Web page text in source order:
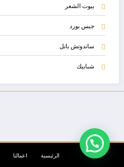
بيوت الشعر
جبس بورد
ساندوتش بانل
شبابيك
الرئيسية اعمالنا